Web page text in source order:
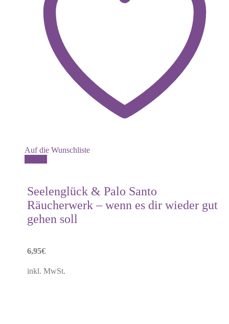
Auf die Wunschliste
Seelenglück & Palo Santo
Räucherwerk – wenn es dir wieder gut
gehen soll
6,95€
inkl. MwSt.